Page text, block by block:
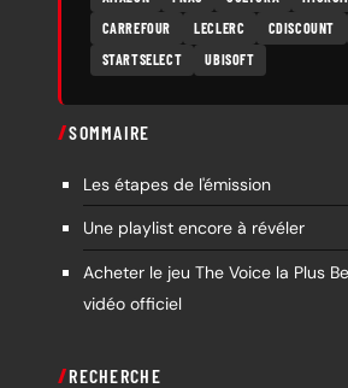
CARREFOUR
LECLERC CDISCOUNT
STARTSELECT
UBISOFT
SOMMAIRE
Les étapes de l'émission
Une playlist encore à révéler
Acheter le jeu The Voice la Plus
vidéo officiel
RECHERCHE